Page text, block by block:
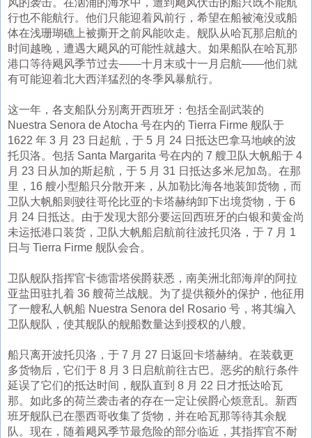
风的袭击。在汹涌的海水中，遭到飓风伏击的船只既不能航
行也不能航行。他们只能迎着风前行，希望在船被淹没或船
体在浅珊瑚礁上被撕开之前风能吹走。舰队从哈瓦那启航的
时间越晚，遭遇大飓风的可能性就越大。如果船队在哈瓦那
港口等待飓风季节过去——十月末或十一月启航——他们就
有可能迎着北大西洋猛烈的冬季风暴航行。
这一年，各支船队分别离开西班牙：包括全副武装的
Nuestra Senora de Atocha 号在内的 Tierra Firme 舰队于
1622 年 3 月 23 日起航，于 5 月 24 日抵达巴拿马地峡的波
托贝洛。包括 Santa Margarita 号在内的 7 艘卫队大帆船于 4
月 23 日从加的斯起航，于 5 月 31 日抵达多米尼加岛。在那
里，16 艘小型船只分散开来，从加勒比海各地装卸货物，而
卫队大帆船则驶往哥伦比亚的卡塔赫纳卸下出境货物，于 6
月 24 日抵达。由于发现大部分要运回西班牙的白银和黄金尚
未运抵港口装货，卫队大帆船启航前往波托贝洛，于 7 月 1
日与 Tierra Firme 舰队会合。
卫队舰队指挥官卡德雷塔侯爵获悉，南美洲北部海岸的阿拉
亚盐田驻扎着 36 艘荷兰战舰。为了提供额外的保护，他征用
了一艘私人帆船 Nuestra Senora del Rosario 号，将其编入
卫队舰队，使其舰队的舰船数量达到授权的八艘。
船只离开波托贝洛，于 7 月 27 日返回卡塔赫纳。在装载更
多货物后，它们于 8 月 3 日启航前往古巴。恶劣的航行条件
延误了它们的抵达时间，舰队直到 8 月 22 日才抵达哈瓦
那。如此多的荷兰袭击者的存在一定让侯爵心烦意乱。新西
班牙舰队已在墨西哥收集了货物，并在哈瓦那等待其余舰
队。现在，随着飓风季节最危险的部分临近，其指挥官不耐